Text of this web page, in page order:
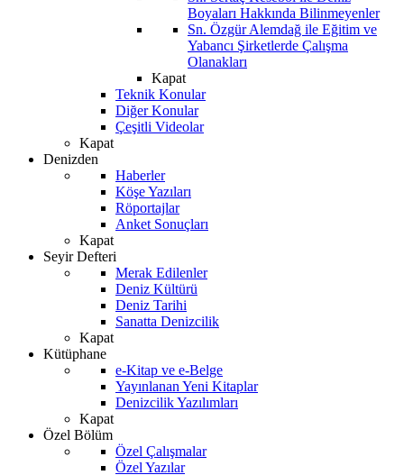
Boyaları Hakkında Bilinmeyenler
Sn. Özgür Alemdağ ile Eğitim ve
Yabancı Şirketlerde Çalışma
Olanakları
Kapat
Teknik Konular
Diğer Konular
Çeşitli Videolar
Kapat
Denizden
Haberler
Köşe Yazıları
Röportajlar
Anket Sonuçları
Kapat
Seyir Defteri
Merak Edilenler
Deniz Kültürü
Deniz Tarihi
Sanatta Denizcilik
Kapat
Kütüphane
e-Kitap ve e-Belge
Yayınlanan Yeni Kitaplar
Denizcilik Yazılımları
Kapat
Özel Bölüm
Özel Çalışmalar
Özel Yazılar